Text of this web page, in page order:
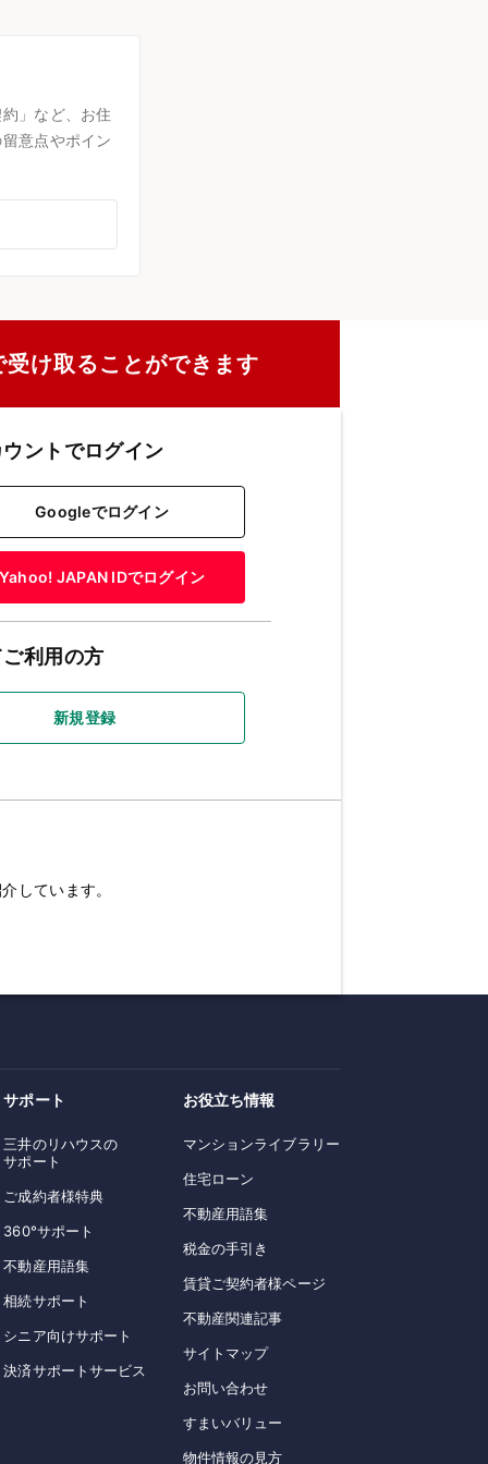
」など、お住
意点やポイン
け取ることができます
ントでログイン
Googleでログイン
Yahoo! JAPAN IDでログイン
利用の方
新規登録
しています。
サポート
三井のリハウスの
サポート
ご成約者様特典
360°サポート
不動産用語集
相続サポート
シニア向けサポート
決済サポートサービス
お役立ち情報
マンションライブラリー
住宅ローン
不動産用語集
税金の手引き
賃貸ご契約者様ページ
不動産関連記事
サイトマップ
お問い合わせ
すまいバリュー
物件情報の見方